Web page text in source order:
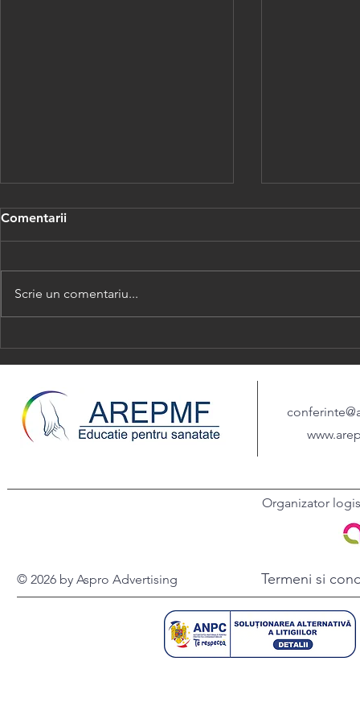
Romania decide sistarea
mai putin cele online
Comentarii
Scrie un comentariu...
Organizator
© 2026 by Aspro Advertising Termeni si